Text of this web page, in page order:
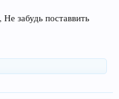
забудь поставвить